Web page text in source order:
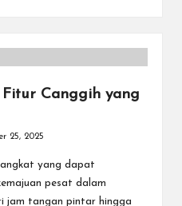
Canggih yang
25, 2025
yang dapat
pesat dalam
jam tangan pintar hingga